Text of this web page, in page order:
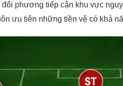
phương tiếp cận khu vực
ưu tiên những tiền vệ có khả